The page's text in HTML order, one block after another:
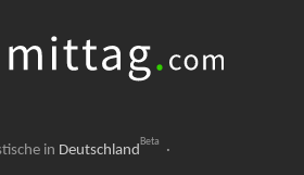
in Deutschland Beta ·